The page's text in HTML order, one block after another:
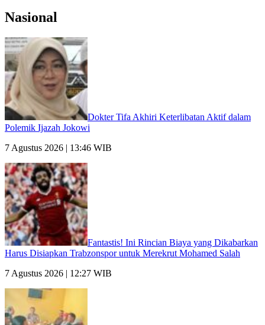
Nasional
Dokter Tifa Akhiri Keterlibatan Aktif dalam
Polemik Ijazah Jokowi
7 Agustus 2026 | 13:46 WIB
Fantastis! Ini Rincian Biaya yang Dikabarkan
Harus Disiapkan Trabzonspor untuk Merekrut Mohamed Salah
7 Agustus 2026 | 12:27 WIB